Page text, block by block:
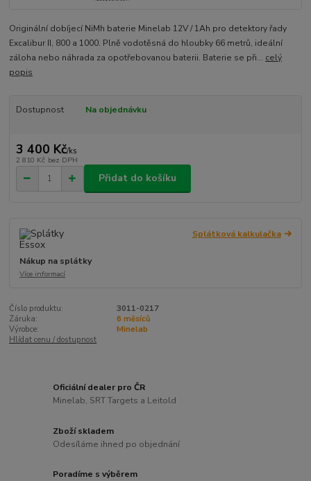
Originální dobíjecí NiMh baterie Minelab 12V / 1Ah pro detektory řady
Excalibur II, 800 a 1000. Plně vodotěsná do hloubky 66 metrů, ideální
záloha nebo náhrada za opotřebovanou baterii. Baterie se při... celý
popis
Dostupnost Na objednávku
3 400 Kč/ks
2 810 Kč bez DPH
Přidat do košíku
Splátková kalkulačka
Nákup na splátky
Více informací
Číslo produktu:
3011-0217
Záruka:
6 měsíců
Výrobce:
Minelab
Hlídat cenu / dostupnost
Oficiální dealer pro ČR
Minelab, SRT Targets a Leitold
Zboží skladem
Odesíláme ihned po objednání
Poradíme s výběrem